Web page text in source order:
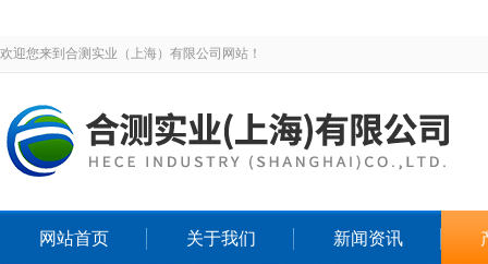
欢迎您来到合测实业（上海）有限公司网站！
网站首页 关于我们 新闻资讯